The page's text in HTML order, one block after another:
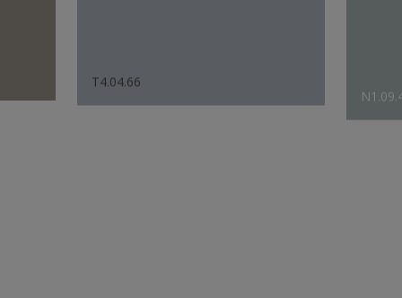
T4.04.66